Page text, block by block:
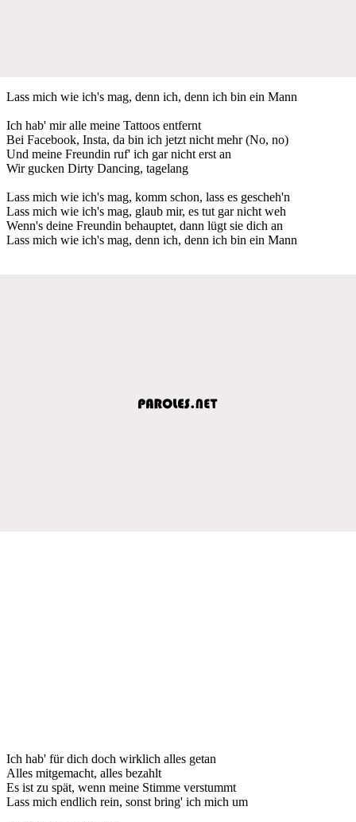
Lass mich wie ich's mag, denn ich, denn ich bin ein Mann
Ich hab' mir alle meine Tattoos entfernt
Bei Facebook, Insta, da bin ich jetzt nicht mehr (No, no)
Und meine Freundin ruf' ich gar nicht erst an
Wir gucken Dirty Dancing, tagelang
Lass mich wie ich's mag, komm schon, lass es gescheh'n
Lass mich wie ich's mag, glaub mir, es tut gar nicht weh
Wenn's deine Freundin behauptet, dann lügt sie dich an
Lass mich wie ich's mag, denn ich, denn ich bin ein Mann
Ich hab' für dich doch wirklich alles getan
Alles mitgemacht, alles bezahlt
Es ist zu spät, wenn meine Stimme verstummt
Lass mich endlich rein, sonst bring' ich mich um